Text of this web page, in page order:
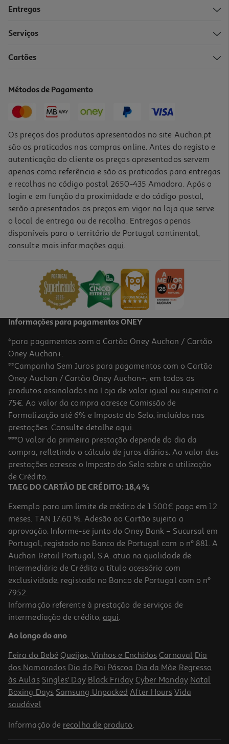
Coluna Alta Potência Jbl 100w Aut 15h Partybox Encore2
299,99 €
3.5
Bateria Jbl Batttery400 P/ Pb Stage320
99.99 €/un
99,99 €
4.5
Coluna Alta Potência Lg Xboom Rnc5
229.99 €/un
229,99 €
Entregas
Serviços
Cartões
Métodos de Pagamento
Os preços dos produtos apresentados no site Auchan.pt
são os praticados nas compras online. Antes do registo e
autenticação do cliente os preços apresentados servem
apenas como referência e são os praticados para entregas
e recolhas no código postal 2650-435 Amadora. Após o
login e em função da proximidade e do código postal,
serão apresentados os preços em vigor na loja que serve
o local de entrega ou de recolha. Entregas apenas
disponíveis para o território de Portugal continental,
consulte mais informações aqui.
Informações para pagamentos ONEY
*para pagamentos com o Cartão Oney Auchan / Cartão
Oney Auchan+.
**Campanha Sem Juros para pagamentos com o Cartão
Oney Auchan / Cartão Oney Auchan+, em todos os
produtos assinalados na Loja de valor igual ou superior a
75€. Ao valor da compra acresce Comissão de
Formalização até 6% e Imposto do Selo, incluídos nas
prestações. Consulte detalhe aqui.
***O valor da primeira prestação depende do dia da
compra, refletindo o cálculo de juros diários. Ao valor das
prestações acresce o Imposto do Selo sobre a utilização
de Crédito.
TAEG DO CARTÃO DE CRÉDITO: 18,4 %
Exemplo para um limite de crédito de 1.500€ pago em 12
meses. TAN 17,60 %. Adesão ao Cartão sujeita a
aprovação. Informe-se junto do Oney Bank – Sucursal em
Portugal, registado no Banco de Portugal com o nº 881. A
Auchan Retail Portugal, S.A. atua na qualidade de
Intermediário de Crédito a título acessório com
exclusividade, registado no Banco de Portugal com o nº
7952.
Informação referente à prestação de serviços de
intermediação de crédito, aqui.
Ao longo do ano
Feira do Bebé Queijos, Vinhos e Enchidos Carnaval Dia
dos Namorados Dia do Pai Páscoa Dia da Mãe Regresso
às Aulas Singles' Day Black Friday Cyber Monday Natal
Boxing Days Samsung Unpacked After Hours Vida
saudável
Informação de recolha de produto.